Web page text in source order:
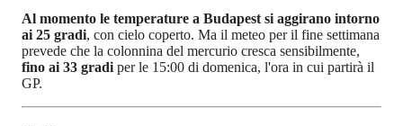
Al momento le temperature a Budapest si aggirano intorno
ai 25 gradi, con cielo coperto. Ma il meteo per il fine settimana
prevede che la colonnina del mercurio cresca sensibilmente,
fino ai 33 gradi per le 15:00 di domenica, l'ora in cui partirà il
GP.